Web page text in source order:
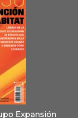
Expansión